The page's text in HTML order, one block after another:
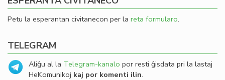
Petu la esperantan civitanecon per la reta formularo.
TELEGRAM
Aliĝu al la Telegram-kanalo por resti ĝisdata pri la lastaj
HeKomunikoj kaj por komenti ilin.